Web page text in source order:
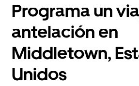
Programa un
antelación en
Middletown,
Unidos